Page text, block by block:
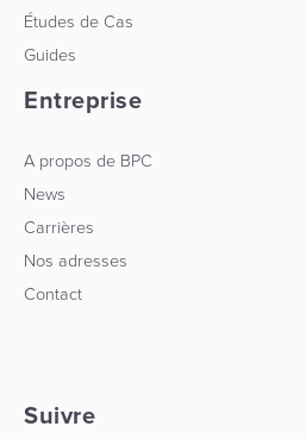
Études de Cas
Guides
Entreprise
A propos de BPC
News
Carrières
Nos adresses
Contact
Suivre